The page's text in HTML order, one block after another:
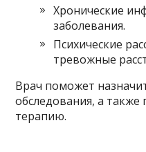
Хронические
заболевания.
Психические
тревожные
Врач поможет
обследования, а
терапию.